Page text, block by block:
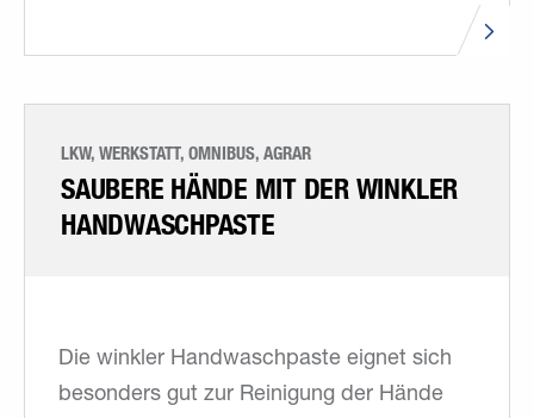
LKW, WERKSTATT, OMNIBUS, AGRAR
SAUBERE HÄNDE MIT DER WINKLER
HANDWASCHPASTE
Die winkler Handwaschpaste eignet sich
besonders gut zur Reinigung der Hände